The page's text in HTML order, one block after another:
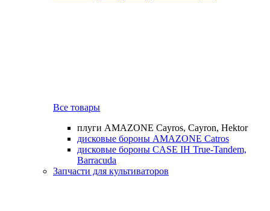
Все товары
плуги AMAZONE Cayros, Cayron, Hektor
дисковые бороны AMAZONE Catros
дисковые бороны CASE IH True-Tandem,
Barracuda
Запчасти для культиваторов